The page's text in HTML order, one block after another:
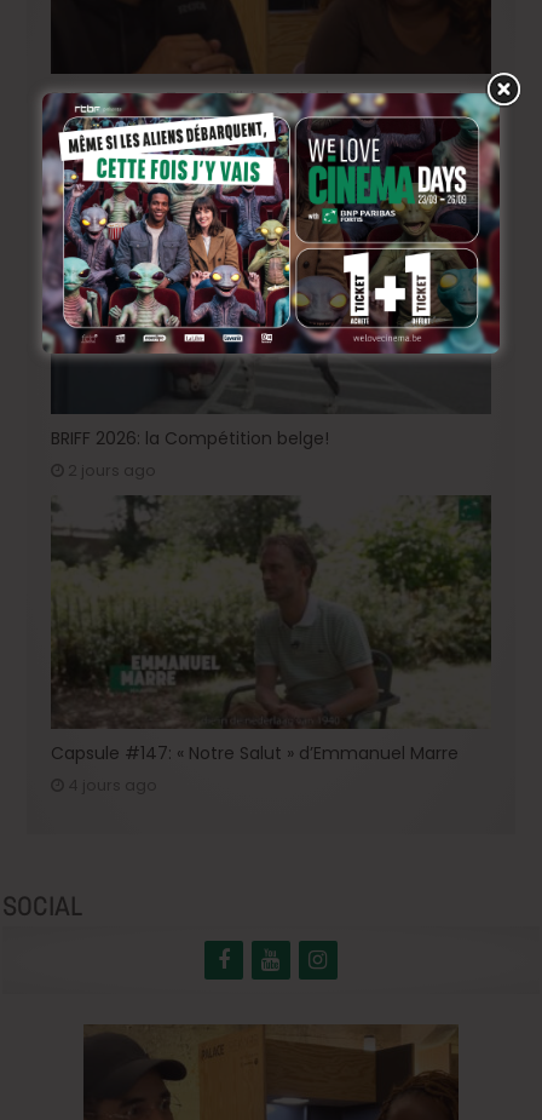
BRIFF Express: Tom Adjibi et Adéola Hawna, « Ceci
n’est pas un film français ».
4 heures ago
BRIFF 2026: la Compétition belge!
2 jours ago
Capsule #147: « Notre Salut » d’Emmanuel Marre
SOCIAL